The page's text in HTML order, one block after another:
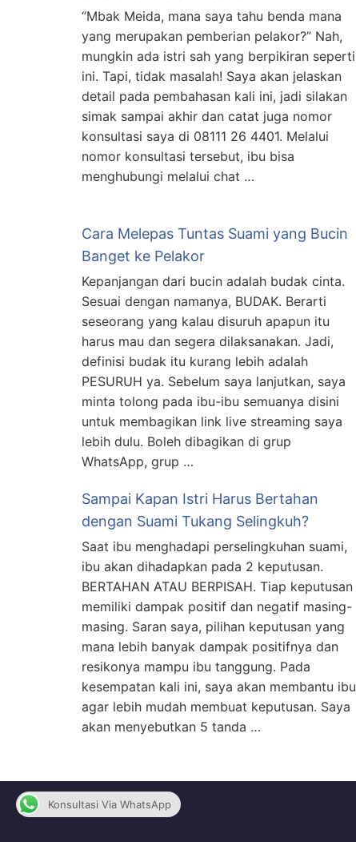
“Mbak Meida, mana saya tahu benda mana
yang merupakan pemberian pelakor?” Nah,
mungkin ada istri sah yang berpikiran seperti
ini. Tapi, tidak masalah! Saya akan jelaskan
detail pada pembahasan kali ini, jadi silakan
simak sampai akhir dan catat juga nomor
konsultasi saya di 08111 26 4401. Melalui
nomor konsultasi tersebut, ibu bisa
menghubungi melalui chat …
Cara Melepas Tuntas Suami yang Bucin
Banget ke Pelakor
Kepanjangan dari bucin adalah budak cinta.
Sesuai dengan namanya, BUDAK. Berarti
seseorang yang kalau disuruh apapun itu
harus mau dan segera dilaksanakan. Jadi,
definisi budak itu kurang lebih adalah
PESURUH ya. Sebelum saya lanjutkan, saya
minta tolong pada ibu-ibu semuanya disini
untuk membagikan link live streaming saya
lebih dulu. Boleh dibagikan di grup
WhatsApp, grup …
Sampai Kapan Istri Harus Bertahan
dengan Suami Tukang Selingkuh?
Saat ibu menghadapi perselingkuhan suami,
ibu akan dihadapkan pada 2 keputusan.
BERTAHAN ATAU BERPISAH. Tiap keputusan
memiliki dampak positif dan negatif masing-
masing. Saran saya, pilihan keputusan yang
mana lebih banyak dampak positifnya dan
resikonya mampu ibu tanggung. Pada
kesempatan kali ini, saya akan membantu ibu
agar lebih mudah membuat keputusan. Saya
akan menyebutkan 5 tanda …
Konsultasi Via WhatsApp